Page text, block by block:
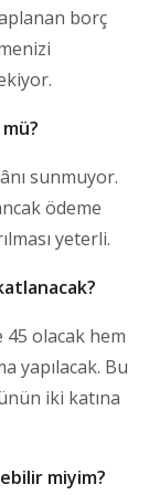
borç
sunmuyor.
ödeme
yeterli.
45 olacak hem
yapılacak. Bu
iki katına
miyim?